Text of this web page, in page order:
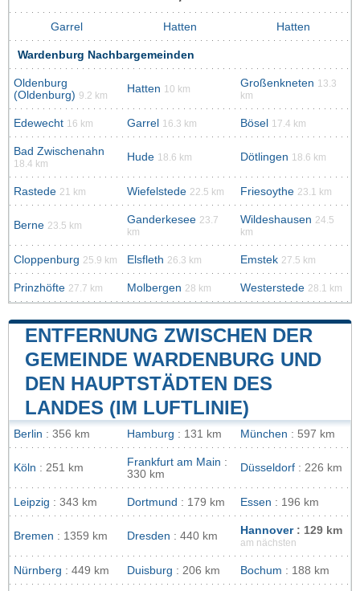
Garrel Hatten Hatten
Wardenburg Nachbargemeinden
Oldenburg
(Oldenburg) 9.2 km
Hatten 10 km Großenkneten 13.3
km
Edewecht 16 km Garrel 16.3 km Bösel 17.4 km
Bad Zwischenahn
18.4 km
Hude 18.6 km Dötlingen 18.6 km
Rastede 21 km Wiefelstede 22.5 km Friesoythe 23.1 km
Berne 23.5 km Ganderkesee 23.7
km
Wildeshausen 24.5
km
Cloppenburg 25.9 km Elsfleth 26.3 km Emstek 27.5 km
Prinzhöfte 27.7 km Molbergen 28 km Westerstede 28.1 km
ENTFERNUNG ZWISCHEN DER
GEMEINDE WARDENBURG UND
DEN HAUPTSTÄDTEN DES
LANDES (IM LUFTLINIE)
Berlin : 356 km Hamburg : 131 km München : 597 km
Köln : 251 km Frankfurt am Main :
330 km
Düsseldorf : 226 km
Leipzig : 343 km Dortmund : 179 km Essen : 196 km
Bremen : 1359 km Dresden : 440 km Hannover: 129 km
am nächsten
Nürnberg : 449 km Duisburg : 206 km Bochum : 188 km